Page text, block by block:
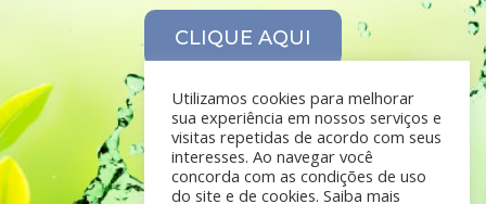
CLIQUE AQUI
Utilizamos cookies para melhorar
sua experiência em nossos serviços e
visitas repetidas de acordo com seus
interesses. Ao navegar você
concorda com as condições de uso
do site e de cookies. Saiba mais